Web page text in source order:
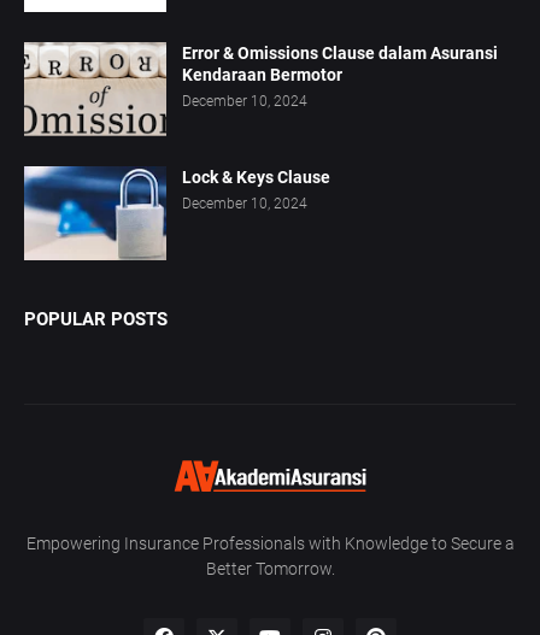
Error & Omissions Clause dalam Asuransi
Kendaraan Bermotor
December 10, 2024
Lock & Keys Clause
December 10, 2024
POPULAR POSTS
Empowering Insurance Professionals with Knowledge to Secure a
Better Tomorrow.